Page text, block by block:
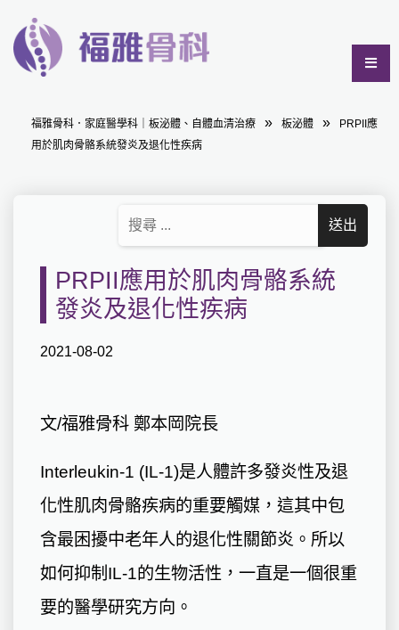
福雅骨科．家庭醫學科｜板泌體、自體血清治療 板泌體
PRPII應
用於肌肉骨骼系統發炎及退化性疾病
PRPII應用於肌肉骨骼系統
發炎及退化性疾病
2021-08-02
文/福雅骨科 鄭本岡院長
Interleukin-1 (IL-1)是人體許多發炎性及退
化性肌肉骨骼疾病的重要觸媒，這其中包
含最困擾中老年人的退化性關節炎。所以
如何抑制IL-1的生物活性，一直是一個很重
要的醫學研究方向。